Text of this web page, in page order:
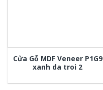
Cửa Gỗ MDF Veneer P1G9
xanh da troi 2